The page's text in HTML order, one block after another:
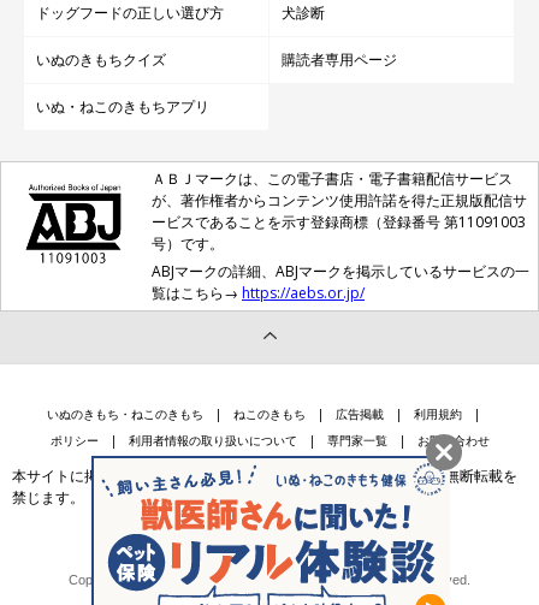
ドッグフードの正しい選び方 犬診断
いぬのきもちクイズ 購読者専用ページ
いぬ・ねこのきもちアプリ
ＡＢＪマークは、この電子書店・電子書籍配信サービス
が、著作権者からコンテンツ使用許諾を得た正規版配信サ
ービスであることを示す登録商標（登録番号 第11091003
号）です。
ABJマークの詳細、ABJマークを掲示しているサービスの一
覧はこちら→ https://aebs.or.jp/
いぬのきもち・ねこのきもち ねこのきもち 広告掲載
利用規約
ポリシー
利用者情報の取り扱いについて 専門家一覧 お問い合わせ
本サイトに掲載されている記事・写真・イラスト等のコンテンツの無断転載を
禁じます。
会社案内 個人情報保護法に基づく公表事項等
Copyright © Benesse Style Care Group Co.,Ltd. All Rights Reserved.